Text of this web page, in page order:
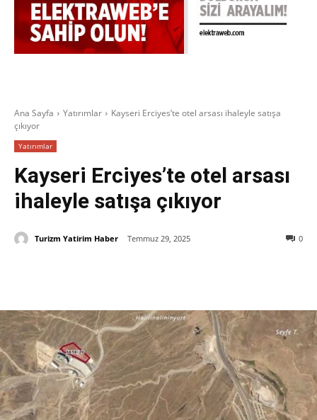
Ana Sayfa Yatırımlar
Kayseri Erciyes’te otel arsası ihaleyle satışa
çıkıyor
Yatırımlar
Kayseri Erciyes’te otel arsası
ihaleyle satışa çıkıyor
0
Turizm Yatirim Haber Temmuz 29, 2025